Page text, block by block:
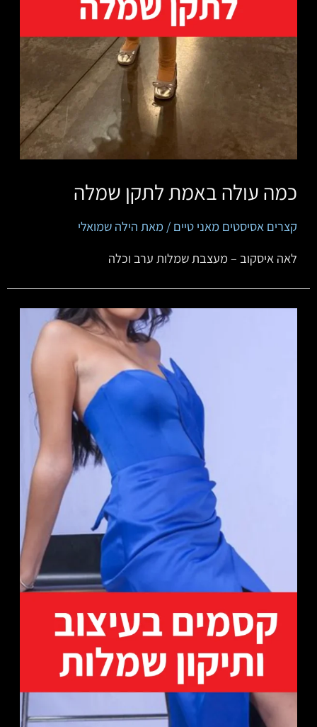
כמה עולה באמת לתקן שמלה
קצרים אסיסטים מאני טיים / מאת הילה שמואלי
לאה איסקוב – מעצבת שמלות ערב וכלה